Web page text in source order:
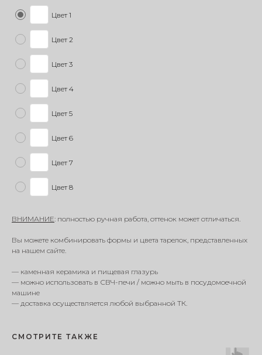
Цвет 1
Цвет 2
Цвет 3
Цвет 4
Цвет 5
Цвет 6
Цвет 7
Цвет 8
ВНИМАНИЕ: полностью ручная работа, оттенок может отличаться.
Вы можете комбинировать формы и цвета тарелок, представленных
на нашем сайте.
— каменная керамика и пищевая глазурь
— можно использовать в СВЧ-печи / можно мыть в посудомоечной
машине
— доставка осуществляется любой выбранной ТК.
СМОТРИТЕ ТАКЖЕ